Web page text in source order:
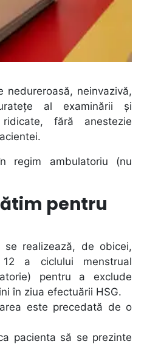
nedureroasă, neinvazivă,
al examinării și
fără anestezie
regim ambulatoriu (nu
pentru
se realizează, de obicei,
a ciclului menstrual
pentru a exclude
în ziua efectuării HSG.
este precedată de o
pacienta să se prezinte